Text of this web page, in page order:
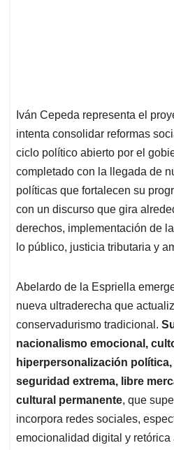
Iván Cepeda representa el
intenta consolidar reformas
ciclo político abierto por el
completado con la llegada de
políticas que fortalecen su
con un discurso que gira
derechos, implementación de
lo público, justicia tributaria y
Abelardo de la Espriella
nueva ultraderecha que
conservadurismo tradicional.
nacionalismo emocional,
hiperpersonalización
seguridad extrema, libre
cultural permanente, que
incorpora redes sociales,
emocionalidad digital y